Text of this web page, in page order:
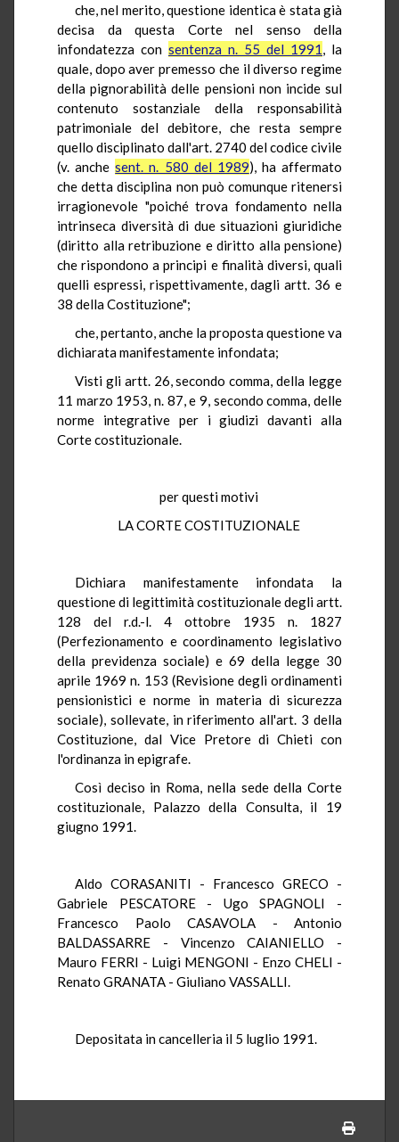
che, nel merito, questione identica è stata già
decisa da questa Corte nel senso della
infondatezza con sentenza n. 55 del 1991, la
quale, dopo aver premesso che il diverso regime
della pignorabilità delle pensioni non incide sul
contenuto sostanziale della responsabilità
patrimoniale del debitore, che resta sempre
quello disciplinato dall'art. 2740 del codice civile
(v. anchesent. n. 580 del 1989), ha affermato
che detta disciplina non può comunque ritenersi
irragionevole "poiché trova fondamento nella
intrinseca diversità di due situazioni giuridiche
(diritto alla retribuzione e diritto alla pensione)
che rispondono a principi e finalità diversi, quali
quelli espressi, rispettivamente, dagli artt. 36 e
38 della Costituzione";
che, pertanto, anche la proposta questione va
dichiarata manifestamente infondata;
Visti gli artt. 26, secondo comma, della legge
11 marzo 1953, n. 87, e 9, secondo comma, delle
norme integrative per i giudizi davanti alla
Corte costituzionale.
per questi motivi
LA CORTE COSTITUZIONALE
Dichiara manifestamente infondata la
questione di legittimità costituzionale degli artt.
128 del r.d.-l. 4 ottobre 1935 n. 1827
(Perfezionamento e coordinamento legislativo
della previdenza sociale) e 69 della legge 30
aprile 1969 n. 153 (Revisione degli ordinamenti
pensionistici e norme in materia di sicurezza
sociale), sollevate, in riferimento all'art. 3 della
Costituzione, dal Vice Pretore di Chieti con
l'ordinanza in epigrafe.
Così deciso in Roma, nella sede della Corte
costituzionale, Palazzo della Consulta, il 19
giugno 1991.
Aldo CORASANITI - Francesco GRECO -
Gabriele PESCATORE - Ugo SPAGNOLI -
Francesco Paolo CASAVOLA - Antonio
BALDASSARRE - Vincenzo CAIANIELLO -
Mauro FERRI - Luigi MENGONI - Enzo CHELI -
Renato GRANATA - Giuliano VASSALLI.
Depositata in cancelleria il 5 luglio 1991.